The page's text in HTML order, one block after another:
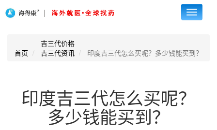
Toggle
首页
吉三代价格
吉三代资讯
印度吉三代怎么买呢？多少钱能买到？
印度吉三代怎么买呢？
多少钱能买到？